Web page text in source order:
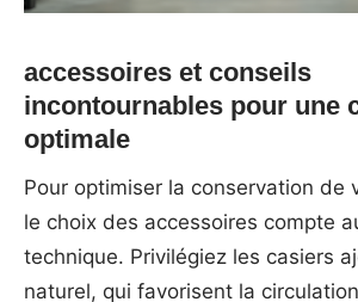
accessoires et conseils
incontournables pour une
optimale
Pour optimiser la conservation de
le choix des accessoires compte
technique. Privilégiez les casiers
naturel, qui favorisent la